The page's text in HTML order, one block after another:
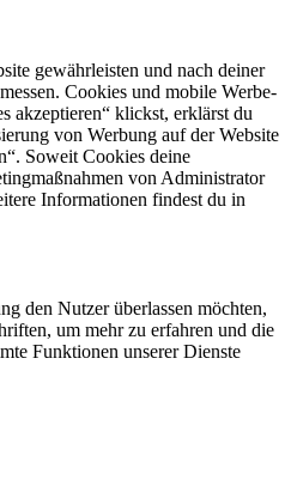
gewährleisten und nach deiner
Cookies und mobile Werbe-
akzeptieren“ klickst, erklärst du
von Werbung auf der Website
Soweit Cookies deine
von Administrator
Informationen findest du in
den Nutzer überlassen möchten,
um mehr zu erfahren und die
Funktionen unserer Dienste